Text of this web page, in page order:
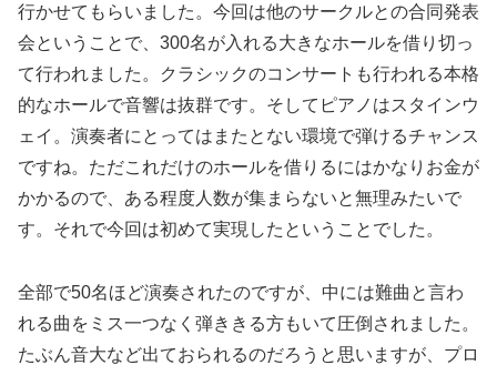
行かせてもらいました。今回は他のサークルとの合同発表
会ということで、300名が入れる大きなホールを借り切っ
て行われました。クラシックのコンサートも行われる本格
的なホールで音響は抜群です。そしてピアノはスタインウ
ェイ。演奏者にとってはまたとない環境で弾けるチャンス
ですね。ただこれだけのホールを借りるにはかなりお金が
かかるので、ある程度人数が集まらないと無理みたいで
す。それで今回は初めて実現したということでした。
全部で50名ほど演奏されたのですが、中には難曲と言わ
れる曲をミス一つなく弾ききる方もいて圧倒されました。
たぶん音大など出ておられるのだろうと思いますが、プロ